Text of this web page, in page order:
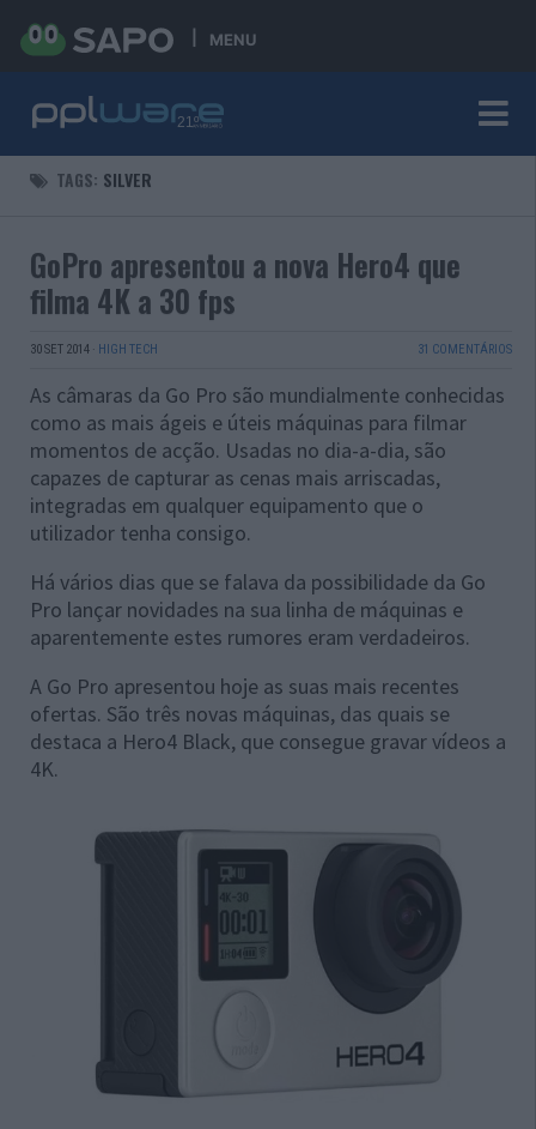
MENU
TAGS: SILVER
GoPro apresentou a nova Hero4 que
filma 4K a 30 fps
30 SET 2014 · HIGH TECH 31 COMENTÁRIOS
As câmaras da Go Pro são mundialmente conhecidas
como as mais ágeis e úteis máquinas para filmar
momentos de acção. Usadas no dia-a-dia, são
capazes de capturar as cenas mais arriscadas,
integradas em qualquer equipamento que o
utilizador tenha consigo.
Há vários dias que se falava da possibilidade da Go
Pro lançar novidades na sua linha de máquinas e
aparentemente estes rumores eram verdadeiros.
A Go Pro apresentou hoje as suas mais recentes
ofertas. São três novas máquinas, das quais se
destaca a Hero4 Black, que consegue gravar vídeos a
4K.